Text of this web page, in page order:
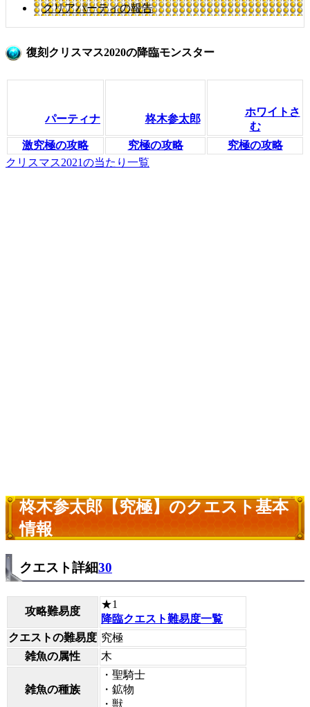
クリアパーティの報告
復刻クリスマス2020の降臨モンスター
パーティナ 柊木参太郎
ホワイトさ
む
激究極の攻略
究極の攻略
究極の攻略
クリスマス2021の当たり一覧
柊木参太郎【究極】のクエスト基本
情報
クエスト詳細30
攻略難易度
★1
降臨クエスト難易度一覧
クエストの難易度 究極
雑魚の属性
木
雑魚の種族
・聖騎士
・鉱物
・獣